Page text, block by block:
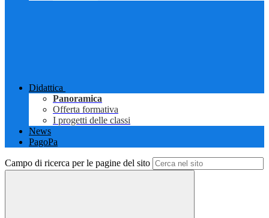
Didattica
Panoramica
Offerta formativa
I progetti delle classi
News
PagoPa
Campo di ricerca per le pagine del sito